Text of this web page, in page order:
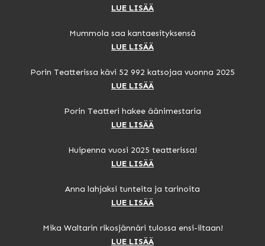
LUE LISÄÄ
Mummola saa kantaesityksensä
LUE LISÄÄ
Porin Teatterissa kävi 52 992 katsojaa vuonna 2025
LUE LISÄÄ
Porin Teatteri hakee äänimestaria
LUE LISÄÄ
Huipenna vuosi 2025 teatterissa!
LUE LISÄÄ
Anna lahjaksi tunteita ja tarinoita
LUE LISÄÄ
Mika Waltarin rikosjännäri tulossa ensi-iltaan!
LUE LISÄÄ